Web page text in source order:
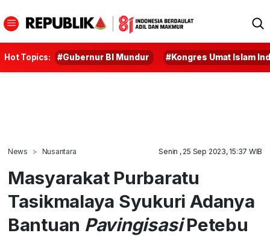
Hot Topics: #Gubernur BI Mundur #Kongres Umat Islam
News Nusantara Senin , 25 Sep 2023, 15:37 WIB
Masyarakat Purbaratu
Tasikmalaya Syukuri Adanya
Bantuan PavingisasiPetebu